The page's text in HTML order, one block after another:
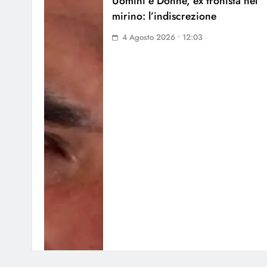
mirino: l’indiscrezione
4 Agosto 2026 • 12:03